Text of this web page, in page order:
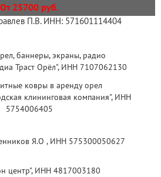
От 25700 руб.
П.В. ИНН: 571601114404
Траст Орёл", ИНН 7107062130
клининговая компания", ИНН
5754006405
Я.О , ИНН 575300050627
центр", ИНН 4817003180